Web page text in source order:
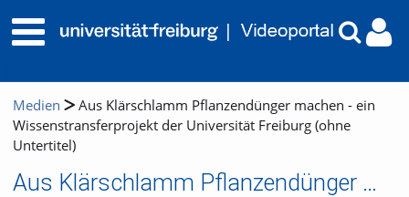
Medien
Aus Klärschlamm Pflanzendünger machen - ein
Wissenstransferprojekt der Universität Freiburg (ohne
Untertitel)
Aus Klärschlamm Pflanzendünger machen - ein Wissenstransferprojekt der Universität Freiburg (ohne Untertitel)